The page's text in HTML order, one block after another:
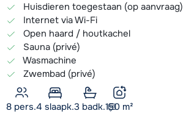
Huisdieren toegestaan (op aanvraag)
Internet via Wi-Fi
Open haard / houtkachel
Sauna (privé)
Wasmachine
Zwembad (privé)
8 pers.4 slaapk.3 badk.150 m²